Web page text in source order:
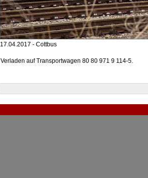
17.04.2017 - Cottbus
Verladen auf Transportwagen 80 80 971 9 114-5.